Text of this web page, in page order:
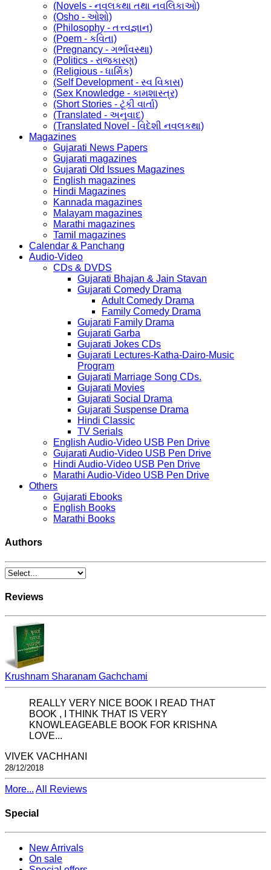
(Novels - નવલકથા તથા નવલિકાઓ)
(Osho - ઓશો)
(Philosophy - તત્ત્વજ્ઞાન)
(Poem - કવિતા)
(Pregnancy - ગર્ભાવસ્થા)
(Politics - રાજકારણ)
(Religious - ધાર્મિક)
(Self Development - સ્વ વિકાસ)
(Sex Knowledge - કામશાસ્ત્ર)
(Short Stories - ટૂંકી વાર્તા)
(Translated - અનુવાદ)
(Translated Novel - વિદેશી નવલકથા)
Magazines
Gujarati News Papers
Gujarati magazines
Gujarati Old Issues Magazines
English magazines
Hindi Magazines
Kannada magazines
Malayam magazines
Marathi magazines
Tamil magazines
Calendar & Panchang
Audio-Video
CDs & DVDS
Gujarati Bhajan & Jain Stavan
Gujarati Comedy Drama
Adult Comedy Drama
Family Comedy Drama
Gujarati Family Drama
Gujarati Garba
Gujarati Jokes CDs
Gujarati Lectures-Katha-Dairo-Music
Program
Gujarati Marriage Song CDs.
Gujarati Movies
Gujarati Social Drama
Gujarati Suspense Drama
Hindi Classic
TV Serials
English Audio-Video USB Pen Drive
Gujarati Audio-Video USB Pen Drive
Hindi Audio-Video USB Pen Drive
Marathi Audio-Video USB Pen Drive
Others
Gujarati Ebooks
English Books
Marathi Books
Authors
Reviews
Krushnam Sharanam Gachchami
REALLY VERY NICE BOOK I READ THAT
BOOK , I THINK THAT IS VERY
KNOWLEAGEABLE BOOK FOR KRISHNA
LOVE...
VIVEK VACHHANI
28/12/2018
More... All Reviews
Special
New Arrivals
On sale